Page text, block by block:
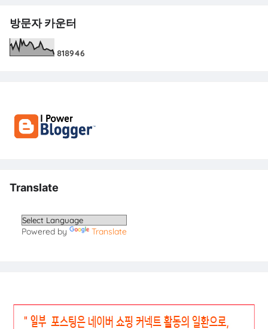
방문자 카운터
818946
Translate
Powered by Translate